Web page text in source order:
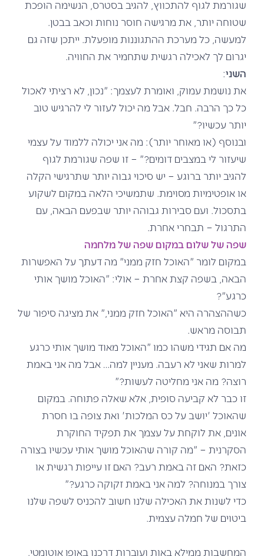
שגורמת לגוף להתכווץ, להגיב בסטרס, הנשימה הופכת
שטוחה יותר, את מרגישה חוסר נוחות וכאב בבטן.
למעשה, כל מערכת ההתגוננות מופעלת. ייתכן שזה גם
יגרום לך לאכילה רגשית שתחמיר את החוויה.
השני:
את נושמת עמוק, ואומרת לעצמך: "נכון, לא רציתי לאכול
כל כך הרבה. חבל. אבל מה יכול לעזור לי להרגיש טוב
יותר עכשיו?"
ובנוסף (או מאוחר יותר): מה אני יכולה ללמוד על עצמי
שיעזור לי במצבים דומים?" – זו שפה שגורמת לגוף
להגיב יותר ברוגע – יש סיכוי גבוה יותר שתרגישי הקלה
או אופטימיות מסוימת. שתמשיכי הלאה במקום לשקוע
בתסכול. ועם סבירות גבוהה יותר שבפעם הבאה, עם
התרגול – תבחרי אחרת.
שפה של שלום במקום שפה של מלחמה
במקום לומר "האוכל חזק ממני" מה דעתך על האפשרות
הבאה, בשפה קצת אחרת – אולי: "האוכל מושך אותי
כרגע"?
כשההצהרה היא "האוכל חזק ממני," את מציגה סיפור של
תבוסה מראש.
מה אם תגידי משהו כמו "האוכל מאוד מושך אותי כרגע
למרות שאני לא רעבה. מעניין למה… אבל מה אני באמת
רוצה? מה אני מחליטה לעשות?"
זו כבר לא קביעה סופית, אלא שאלה פתוחה. במקום
שהאוכל 'יושב על כס המלכות' ואת צופה בו חסרת
אונים, את לוקחת על עצמך את תפקיד החוקרת
הסקרנית – "מה קורה שהאוכל מושך אותי עכשיו בצורה
כזאת? האם זה באמת רעב? האם זו עייפות רגשית או
צורך במנוחה? למה אני באמת זקוקה כרגע?"
כדי לשנות את האכילה שלנו חשוב להכניס לשפה שלנו
ביטוים של חמלה עצמית.
המחשבות ממילא באות ועוברות דרכנו באופן אוטומטי.